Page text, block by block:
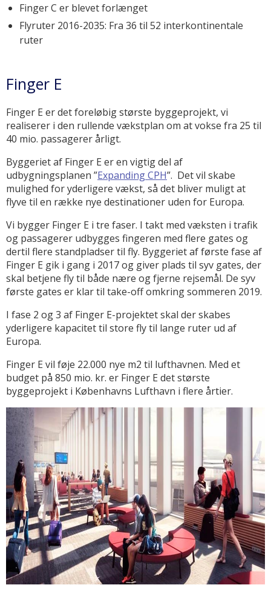
Finger C er blevet forlænget
Flyruter 2016-2035: Fra 36 til 52 interkontinentale
ruter
Finger E
Finger E er det foreløbig største byggeprojekt, vi
realiserer i den rullende vækstplan om at vokse fra 25 til
40 mio. passagerer årligt.
Byggeriet af Finger E er en vigtig del af
udbygningsplanen ”Expanding CPH”. Det vil skabe
mulighed for yderligere vækst, så det bliver muligt at
flyve til en række nye destinationer uden for Europa.
Vi bygger Finger E i tre faser. I takt med væksten i trafik
og passagerer udbygges fingeren med flere gates og
dertil flere standpladser til fly. Byggeriet af første fase af
Finger E gik i gang i 2017 og giver plads til syv gates, der
skal betjene fly til både nære og fjerne rejsemål. De syv
første gates er klar til take-off omkring sommeren 2019.
I fase 2 og 3 af Finger E-projektet skal der skabes
yderligere kapacitet til store fly til lange ruter ud af
Europa.
Finger E vil føje 22.000 nye m2 til lufthavnen. Med et
budget på 850 mio. kr. er Finger E det største
byggeprojekt i Københavns Lufthavn i flere årtier.